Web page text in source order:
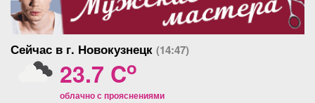
Сейчас в г. Новокузнецк (14:47)
23.7 Co
облачно с прояснениями